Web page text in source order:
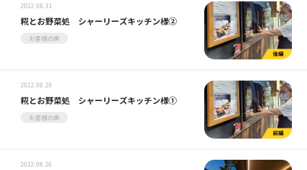
2022.08.31
糀とお野菜処 シャーリーズキッチン様②
お客様の声
2022.08.29
糀とお野菜処 シャーリーズキッチン様①
お客様の声
2022.08.26